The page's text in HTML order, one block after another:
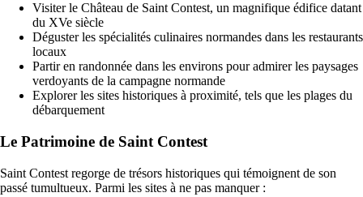
Visiter le Château de Saint Contest, un magnifique édifice datant
du XVe siècle
Déguster les spécialités culinaires normandes dans les restaurants
locaux
Partir en randonnée dans les environs pour admirer les paysages
verdoyants de la campagne normande
Explorer les sites historiques à proximité, tels que les plages du
débarquement
Le Patrimoine de Saint Contest
Saint Contest regorge de trésors historiques qui témoignent de son
passé tumultueux. Parmi les sites à ne pas manquer :